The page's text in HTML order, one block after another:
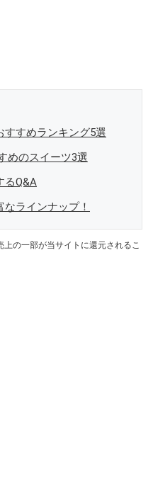
すすめランキング5選
めのスイーツ3選
るQ&A
ラインナップ！
の一部が当サイトに還元されるこ